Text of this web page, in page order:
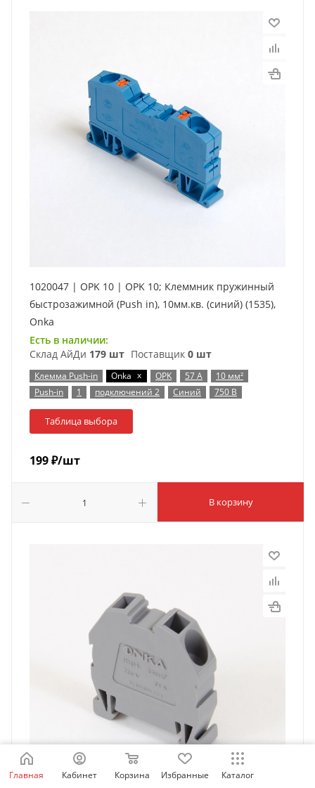
1020047 | OPK 10 | OPK 10; Клеммник пружинный
быстрозажимной (Push in), 10мм.кв. (синий) (1535),
Onka
Есть в наличии:
Склад АйДи 179 шт Поставщик 0 шт
Клемма Push-in Onka x OPK 57 А
10 мм²
Push-in
1 подключений 2 Синий 750 В
Таблица выбора
199₽/шт
В корзину
Главная Кабинет Корзина Избранные Каталог